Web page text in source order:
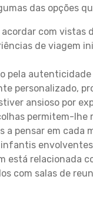
das opções
acordar com vistas
de viagem
pela
personalizado,
ansioso por
permitem-lhe
a pensar em
está relacionada
com salas de